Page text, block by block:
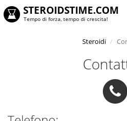
STEROIDSTIME.COM
Tempo di forza, tempo di crescita!
Steroidi